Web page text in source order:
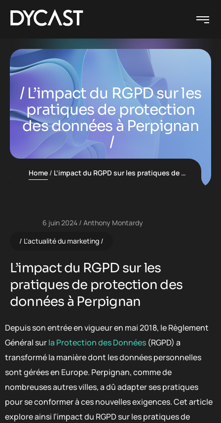
L’impact du RGPD sur les
pratiques de protection
des données à Perpignan
Home L’impact du RGPD sur les pratiques de protection des données à Perpignan
6 juin 2024
Anthony Montardy
L'actualité du marketing
L’impact du RGPD sur les
pratiques de protection des
données à Perpignan
Depuis son entrée en vigueur en mai 2018, le Règlement
Général surla Protection des Données (RGPD) a
transformé la manière dont les données personnelles
sont gérées en Europe. Perpignan, comme de
nombreuses autres villes, a dû adapter ses pratiques
pour se conformer à ces nouvelles exigences. Cet article
explore ainsi l’impact du RGPD sur les pratiques de